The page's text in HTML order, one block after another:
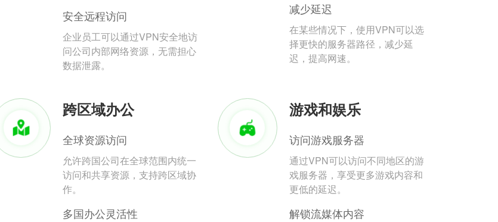
安全远程访问
企业员工可以通过VPN安全地访
问公司内部网络资源，无需担心
数据泄露。
减少延迟
在某些情况下，使用VPN可以选
择更快的服务器路径，减少延
迟，提高网速。
跨区域办公
全球资源访问
允许跨国公司在全球范围内统一
访问和共享资源，支持跨区域协
作。
多国办公灵活性
游戏和娱乐
访问游戏服务器
通过VPN可以访问不同地区的游
戏服务器，享受更多游戏内容和
更低的延迟。
解锁流媒体内容